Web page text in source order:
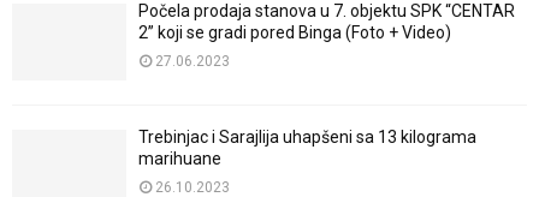
Počela prodaja stanova u 7. objektu SPK “CENTAR
2” koji se gradi pored Binga (Foto + Video)
27.06.2023
Trebinjac i Sarajlija uhapšeni sa 13 kilograma
marihuane
26.10.2023